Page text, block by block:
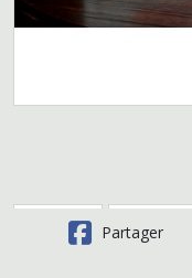
Partager